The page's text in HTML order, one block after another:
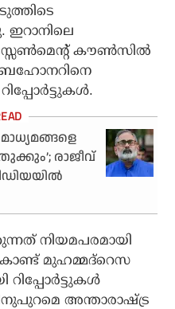
ഇറാനിലെ
കൗണ്‍സില്‍
രാജീവ്
നിയമപരമായി
മുഹമ്മദ്‌റെസ
റിപ്പോര്‍ട്ടുകള്‍
അന്താരാഷ്ട്ര